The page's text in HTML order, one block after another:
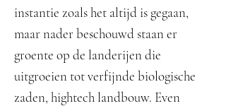
instantie zoals het altijd is gegaan,
maar nader beschouwd staan er
groente op de landerijen die
uitgroeien tot verfijnde biologische
zaden, hightech landbouw. Even